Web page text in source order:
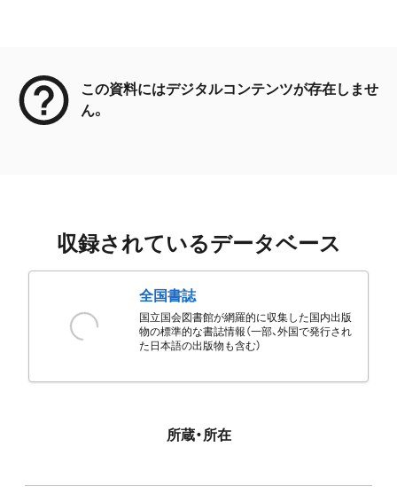
この資料にはデジタルコンテンツが存在しませ
ん。
収録されているデータベース
全国書誌
国立国会図書館が網羅的に収集した国内出版
物の標準的な書誌情報（一部、外国で発行され
た日本語の出版物も含む）
所蔵・所在